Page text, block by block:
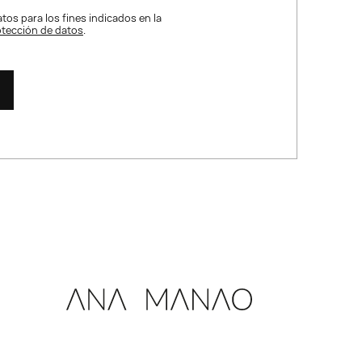
para los fines indicados en la
de datos.